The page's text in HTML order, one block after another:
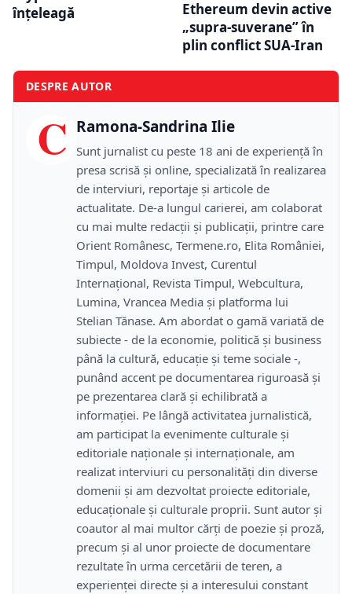
înțeleagă
Ethereum devin active
„supra-suverane” în
plin conflict SUA-Iran
DESPRE AUTOR
C Ramona-Sandrina Ilie
Sunt jurnalist cu peste 18 ani de experiență în
presa scrisă și online, specializată în realizarea
de interviuri, reportaje și articole de
actualitate. De-a lungul carierei, am colaborat
cu mai multe redacții și publicații, printre care
Orient Românesc, Termene.ro, Elita României,
Timpul, Moldova Invest, Curentul
Internațional, Revista Timpul, Webcultura,
Lumina, Vrancea Media și platforma lui
Stelian Tănase. Am abordat o gamă variată de
subiecte - de la economie, politică și business
până la cultură, educație și teme sociale -,
punând accent pe documentarea riguroasă și
pe prezentarea clară și echilibrată a
informației. Pe lângă activitatea jurnalistică,
am participat la evenimente culturale și
editoriale naționale și internaționale, am
realizat interviuri cu personalități din diverse
domenii și am dezvoltat proiecte editoriale,
educaționale și culturale proprii. Sunt autor și
coautor al mai multor cărți de poezie și proză,
precum și al unor proiecte de documentare
rezultate în urma cercetării de teren, a
experienței directe și a interesului constant